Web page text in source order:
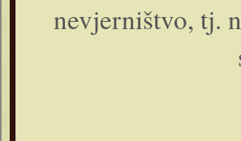
nevjerništvo, tj.